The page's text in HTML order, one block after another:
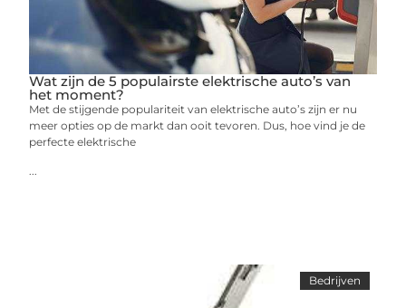
Wat zijn de 5 populairste elektrische auto’s van
het moment?
Met de stijgende populariteit van elektrische auto’s zijn er nu
meer opties op de markt dan ooit tevoren. Dus, hoe vind je de
perfecte elektrische
Bedrijven